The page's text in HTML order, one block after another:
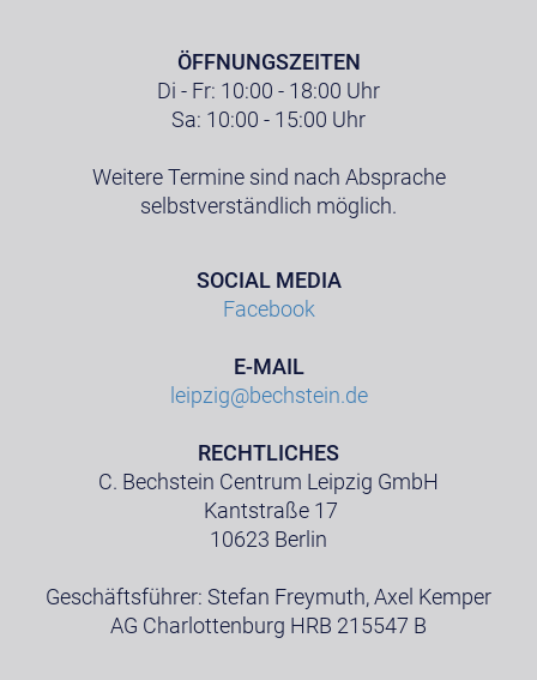
ÖFFNUNGSZEITEN
Di - Fr: 10:00 - 18:00 Uhr
Sa: 10:00 - 15:00 Uhr
Weitere Termine sind nach Absprache
selbstverständlich möglich.
SOCIAL MEDIA
Facebook
E-MAIL
leipzig@bechstein.de
RECHTLICHES
C. Bechstein Centrum Leipzig GmbH
Kantstraße 17
10623 Berlin
Geschäftsführer: Stefan Freymuth, Axel Kemper
AG Charlottenburg HRB 215547 B